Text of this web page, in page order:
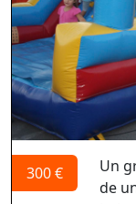
Un
de
300 €